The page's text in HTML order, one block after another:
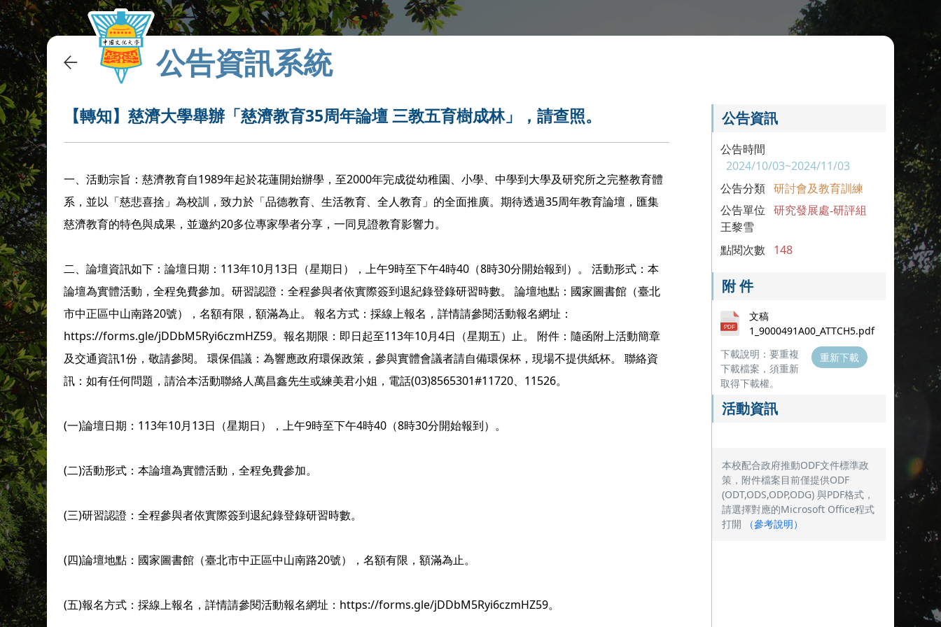
公告資訊系統
【轉知】慈濟大學舉辦「慈濟教育35周年論壇 三教五育樹成林」，請查照。
一、活動宗旨：慈濟教育自1989年起於花蓮開始辦學，至2000年完成從幼稚園、小學、中學到大學及研究所之完整教育體
系，並以「慈悲喜捨」為校訓，致力於「品德教育、生活教育、全人教育」的全面推廣。期待透過35周年教育論壇，匯集
慈濟教育的特色與成果，並邀約20多位專家學者分享，一同見證教育影響力。
二、論壇資訊如下：論壇日期：113年10月13日（星期日），上午9時至下午4時40（8時30分開始報到）。 活動形式：本
論壇為實體活動，全程免費參加。研習認證：全程參與者依實際簽到退紀錄登錄研習時數。 論壇地點：國家圖書館（臺北
市中正區中山南路20號），名額有限，額滿為止。 報名方式：採線上報名，詳情請參閱活動報名網址：
https://forms.gle/jDDbM5Ryi6czmHZ59。報名期限：即日起至113年10月4日（星期五）止。 附件：隨函附上活動簡章
及交通資訊1份，敬請參閱。 環保倡議：為響應政府環保政策，參與實體會議者請自備環保杯，現場不提供紙杯。 聯絡資
訊：如有任何問題，請洽本活動聯絡人萬昌鑫先生或練美君小姐，電話(03)8565301#11720、11526。
(一)論壇日期：113年10月13日（星期日），上午9時至下午4時40（8時30分開始報到）。
(二)活動形式：本論壇為實體活動，全程免費參加。
(三)研習認證：全程參與者依實際簽到退紀錄登錄研習時數。
(四)論壇地點：國家圖書館（臺北市中正區中山南路20號），名額有限，額滿為止。
(五)報名方式：採線上報名，詳情請參閱活動報名網址：https://forms.gle/jDDbM5Ryi6czmHZ59。
公告資訊
公告時間
2024/10/03~2024/11/03
公告分類 研討會及教育訓練
公告單位
研究發展處-研評組
王黎雪
點閱次數 148
附 件
文稿
1_9000491A00_ATTCH5.pdf
下載說明：要重複
下載檔案，須重新
取得下載權。
重新下載
活動資訊
本校配合政府推動ODF文件標準政
策，附件檔案目前僅提供ODF
(ODT,ODS,ODP,ODG) 與PDF格式，
請選擇對應的Microsoft Office程式
打開
（參考說明）